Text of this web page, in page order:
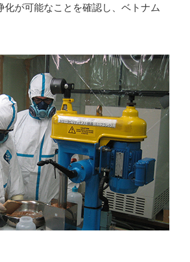
が可能なことを確認し、ベトナム